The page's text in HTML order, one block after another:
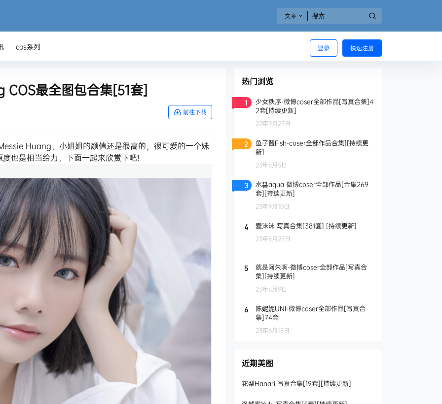
文章
登录 快速注册
cos系列
最全图包合集[51套]
前往下载
Huang，小姐姐的颜值还是很高的，很可爱的一个妹
也是相当给力，下面一起来欣赏下吧!
热门浏览
1
少女秩序-微博coser全部作品[写真合集]4
2套[持续更新]
22年9月27日
2
鱼子酱Fish-coser全部作品合集][持续更
新]
23年6月5日
3
水淼aqua 微博coser全部作品[合集269
套][持续更新]
23年9月10日
4 蠢沫沫 写真合集[381套] [持续更新]
23年8月27日
5
就是阿朱啊-微博coser全部作品[写真合
集][持续更新]
23年6月9日
6
陈妮妮UNI-微博coser全部作品[写真合
集]74套
23年6月18日
近期美图
花梨Hanari 写真合集[19套][持续更新]